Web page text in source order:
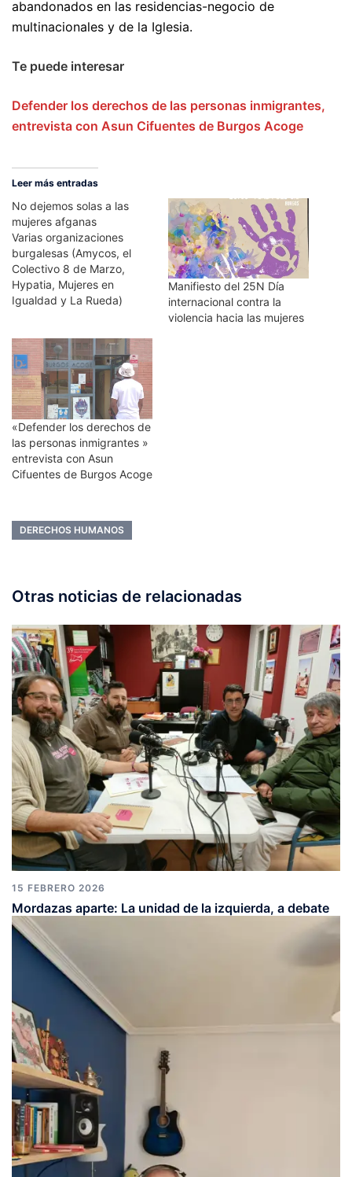
abandonados en las residencias-negocio de
multinacionales y de la Iglesia.
Te puede interesar
Defender los derechos de las personas inmigrantes,
entrevista con Asun Cifuentes de Burgos Acoge
Leer más entradas
No dejemos solas a las
mujeres afganas
Varias organizaciones
burgalesas (Amycos, el
Colectivo 8 de Marzo,
Hypatia, Mujeres en
Igualdad y La Rueda)
los derechos humanos en
Afganistán, en especial los
de las mujeres y niñas,
cuya anulación y
esclavización está a la
orden del día: borrado
completo…
Manifiesto del 25N Día
internacional contra la
violencia hacia las mujeres
«Defender los derechos de
las personas inmigrantes »
entrevista con Asun
Cifuentes de Burgos Acoge
DERECHOS HUMANOS
Otras noticias de relacionadas
15 FEBRERO 2026
Mordazas aparte: La unidad de la izquierda, a debate